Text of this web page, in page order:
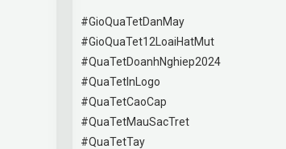
#GioQuaTetDanMay
#GioQuaTet12LoaiHatMut
#QuaTetDoanhNghiep2024
#QuaTetInLogo
#QuaTetCaoCap
#QuaTetMauSacTret
#QuaTetTay